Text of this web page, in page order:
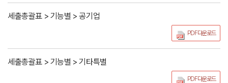
세출총괄표 > 기능별 > 공기업
PDF다운로드
세출총괄표 > 기능별 > 기타특별
PDF다운로드